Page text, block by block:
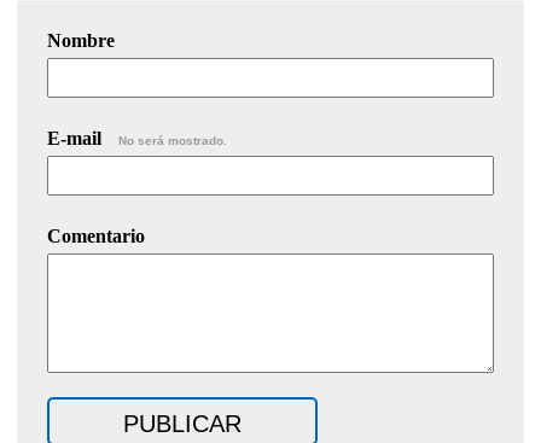
Nombre
E-mail No será mostrado.
Comentario